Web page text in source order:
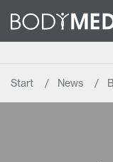
Start News